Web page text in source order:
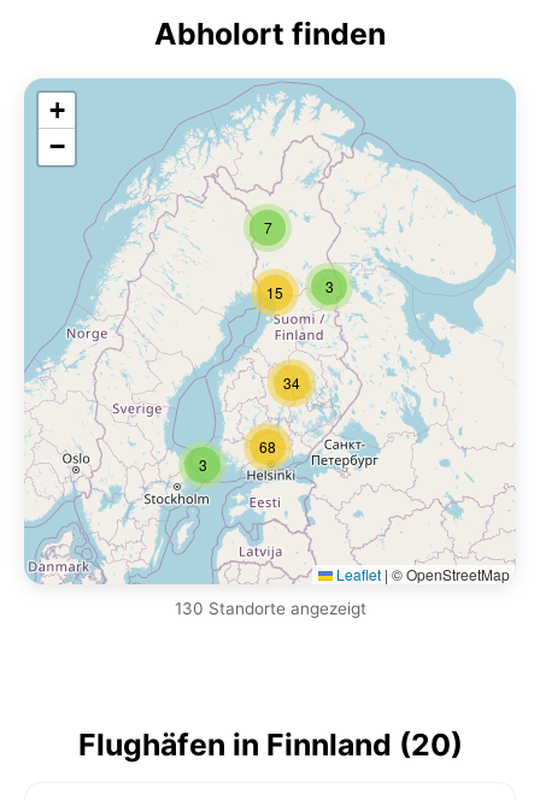
Abholort finden
3
15
7
3
34
68
+
−
Leaflet | © OpenStreetMap
130 Standorte angezeigt
Flughäfen in Finnland (20)